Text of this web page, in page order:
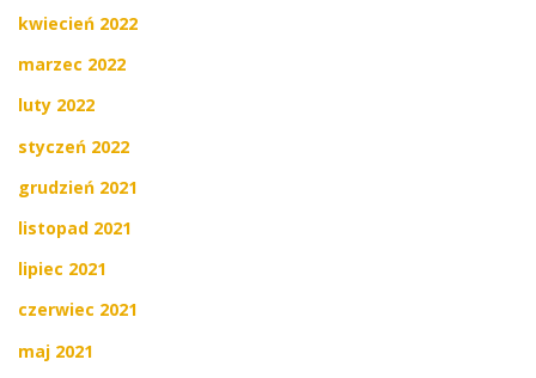
kwiecień 2022
marzec 2022
luty 2022
styczeń 2022
grudzień 2021
listopad 2021
lipiec 2021
czerwiec 2021
maj 2021